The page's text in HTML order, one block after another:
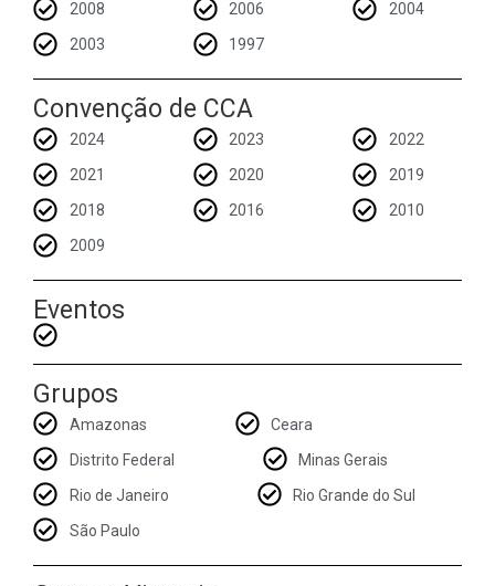
CONTATO
CONTRIBUIÇÕES
HISTÓRIA DE CCA/BR
2008
2006
2004
2003
1997
Convenção de CCA
2024 2023
2022
2021
2020
2019
2018
2016
2010
2009
Eventos
Grupos
Amazonas
Ceara
Distrito Federal
Minas Gerais
Rio de Janeiro
Rio Grande do Sul
São Paulo